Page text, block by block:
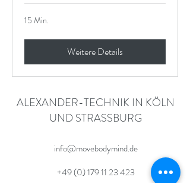
15 Min.
Weitere Details
ALEXANDER-TECHNIK IN KÖLN
UND STRASSBURG
info@movebodymind.de
+49 (0) 179 11 23 423